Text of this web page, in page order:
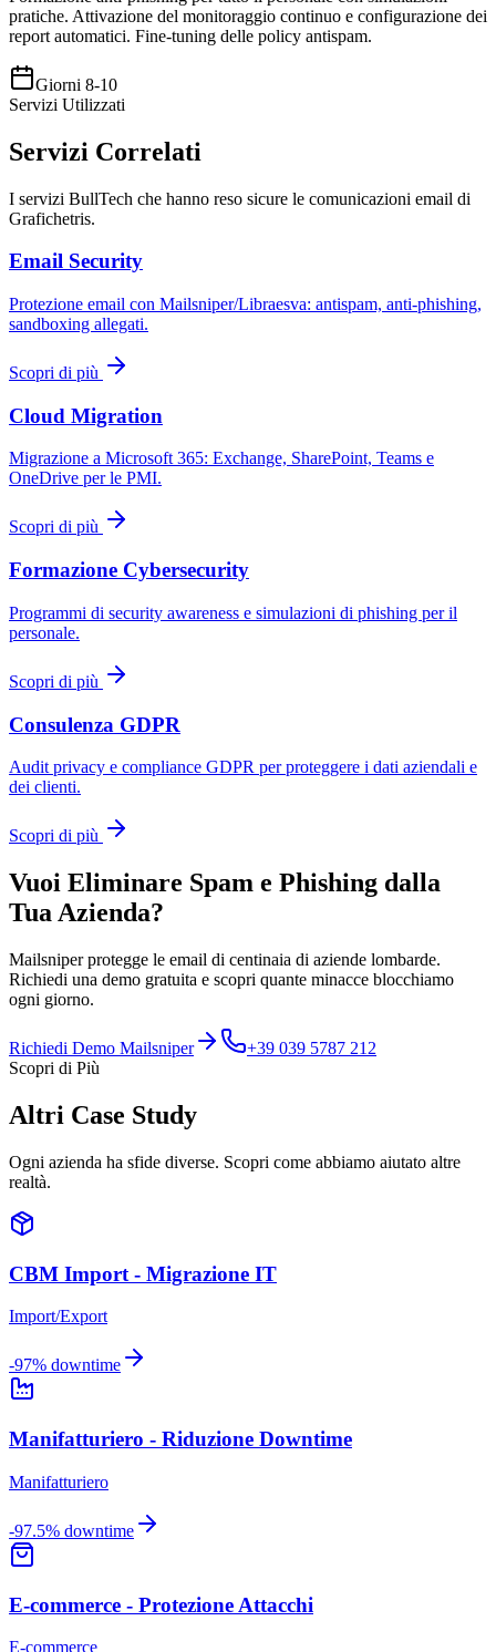
pratiche. Attivazione del monitoraggio continuo e configurazione dei
report automatici. Fine-tuning delle policy antispam.
Giorni 8-10
Servizi Utilizzati
Servizi Correlati
I servizi BullTech che hanno reso sicure le comunicazioni email di
Grafichetris.
Email Security
Protezione email con Mailsniper/Libraesva: antispam, anti-phishing,
sandboxing allegati.
Scopri di più
Cloud Migration
Migrazione a Microsoft 365: Exchange, SharePoint, Teams e
OneDrive per le PMI.
Scopri di più
Formazione Cybersecurity
Programmi di security awareness e simulazioni di phishing per il
personale.
Scopri di più
Consulenza GDPR
Audit privacy e compliance GDPR per proteggere i dati aziendali e
dei clienti.
Scopri di più
Vuoi Eliminare Spam e Phishing dalla
Tua Azienda?
Mailsniper protegge le email di centinaia di aziende lombarde.
Richiedi una demo gratuita e scopri quante minacce blocchiamo
ogni giorno.
Richiedi Demo Mailsniper
+39 039 5787 212
Scopri di Più
Altri Case Study
Ogni azienda ha sfide diverse. Scopri come abbiamo aiutato altre
realtà.
CBM Import - Migrazione IT
Import/Export
-97% downtime
Manifatturiero - Riduzione Downtime
Manifatturiero
-97.5% downtime
E-commerce - Protezione Attacchi
E-commerce